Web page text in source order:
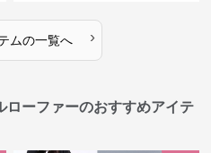
ムの一覧へ ›
ローファーのおすすめアイテ